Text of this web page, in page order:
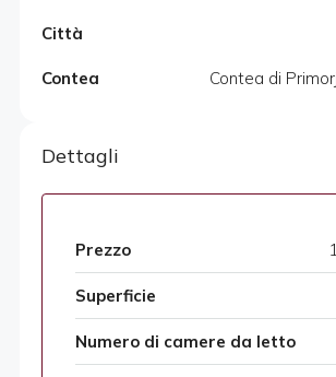
Città
Contea Contea di
Dettagli
Prezzo
Superficie
Numero di camere da letto